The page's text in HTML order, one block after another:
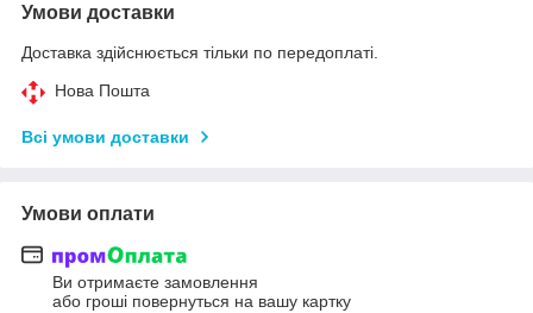
Умови доставки
Доставка здійснюється тільки по передоплаті.
Нова Пошта
Всі умови доставки
Умови оплати
Ви отримаєте замовлення
або гроші повернуться на вашу картку